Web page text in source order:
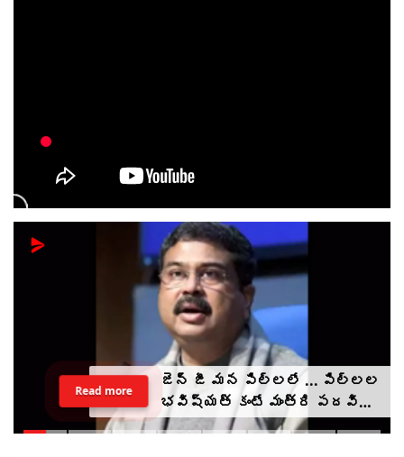
జెన్ జీ మన పిల్లలే ... పిల్లల
భవిష్యత్ కంటే మంత్రి పదవి
ముఖ్యం కాదు : ధర్మేంద్ర
Read more